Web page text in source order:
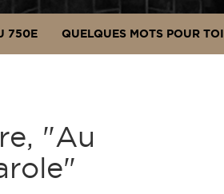
750E QUELQUES MOTS POUR TOI
"Au